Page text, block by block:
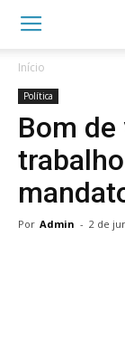
Início
Política
Bom
Por Admin - 2 de